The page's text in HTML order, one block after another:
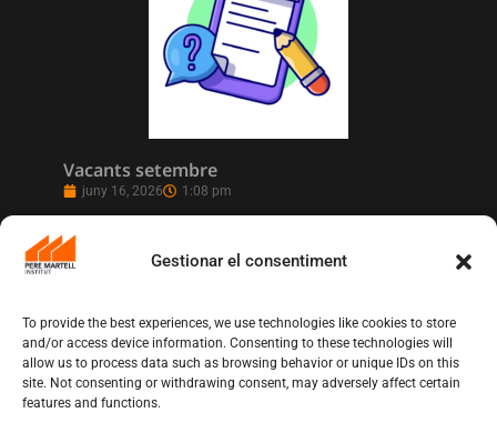
Gestionar el consentiment
To provide the best experiences, we use technologies like cookies to store
and/or access device information. Consenting to these technologies will
allow us to process data such as browsing behavior or unique IDs on this
site. Not consenting or withdrawing consent, may adversely affect certain
features and functions.
Vacants setembre
juny 16, 2026 1:08 pm